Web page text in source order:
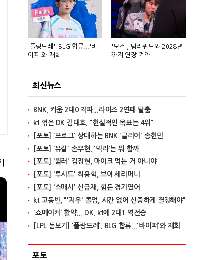
'플랑드레', BLG 합류...'바
이퍼'와 재회
'모건', 팀리퀴드와 2028년
까지 연장 계약
최신뉴스
BNK, 키움 2대0 격파...라이즈 2연패 탈출
kt 꺾은 DK 김대호, "현실적인 목표는 4위"
[포토] '프로그' 상대하는 BNK '클리어' 송현민
[포토] '유칼' 손우현, '빅라'는 뭐 할까
[포토] '윌러' 김정현, 마이크 먹는 거 아니야
[포토] '루시드' 최용혁, 브이 세리머니
[포토] '스매시' 신금재, 힘든 경기였어
kt 고동빈, "'지우' 콜업, 시간 없어 신중하게 결정해야"
'쇼메이커' 활약... DK, kt에 2대1 역전승
[LPL 돋보기] '플랑드레', BLG 합류...'바이퍼'와 재회
포토